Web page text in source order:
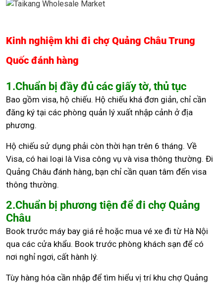
Kinh nghiệm khi đi chợ Quảng Châu Trung
Quốc đánh hàng
1.Chuẩn bị đầy đủ các giấy tờ, thủ tục
Bao gồm visa, hộ chiếu. Hộ chiếu khá đơn giản, chỉ cần
đăng ký tại các phòng quản lý xuất nhập cảnh ở địa
phương.
Hộ chiếu sử dụng phải còn thời hạn trên 6 tháng. Về
Visa, có hai loại là Visa công vụ và visa thông thường. Đi
Quảng Châu đánh hàng, bạn chỉ cần quan tâm đến visa
thông thường.
2.Chuẩn bị phương tiện để đi chợ Quảng
Châu
Book trước máy bay giá rẻ hoặc mua vé xe đi từ Hà Nội
qua các cửa khẩu. Book trước phòng khách sạn để có
nơi nghỉ ngơi, cất hành lý.
Tùy hàng hóa cần nhập để tìm hiểu vị trí khu chợ Quảng